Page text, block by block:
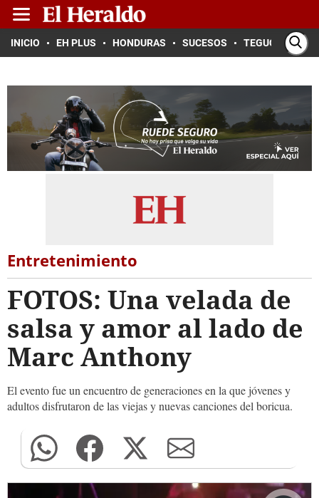
INICIO EH PLUS HONDURAS SUCESOS TEGUCIGALPA
Entretenimiento
FOTOS: Una velada de
salsa y amor al lado de
Marc Anthony
El evento fue un encuentro de generaciones en la que jóvenes y
adultos disfrutaron de las viejas y nuevas canciones del boricua.